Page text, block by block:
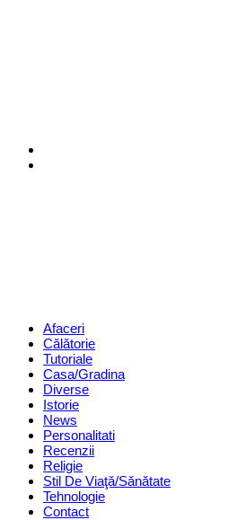
Menu Afaceri
Călătorie
Tutoriale
Casa/Gradina
Diverse
Istorie
News
Personalitati
Recenzii
Religie
Stil De Viaţă/Sănătate
Tehnologie
Contact